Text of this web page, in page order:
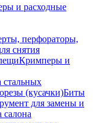
и расходные
перфораторы,
снятия
Кримперы и
стальных
(кусачки)Биты
для замены и
салона